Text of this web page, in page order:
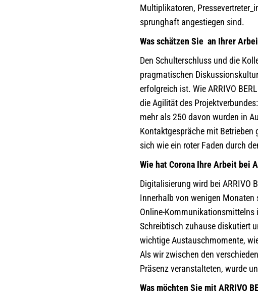
Multiplikatoren,
sprunghaft angestiegen sind.
Was schätzen Sie an Ihrer
Den Schulterschluss und die
pragmatischen
erfolgreich ist. Wie ARRIVO
die Agilität des
mehr als 250 davon wurden in
Kontaktgespräche mit
sich wie ein roter Faden durch
Wie hat Corona Ihre Arbeit bei
Digitalisierung wird bei ARRIVO
Innerhalb von wenigen Monaten
Online-Kommunikationsmittelns
Schreibtisch zuhause diskutiert
wichtige Austauschmomente,
Als wir zwischen den
Präsenz veranstalteten, wurde
Was möchten Sie mit ARRIVO